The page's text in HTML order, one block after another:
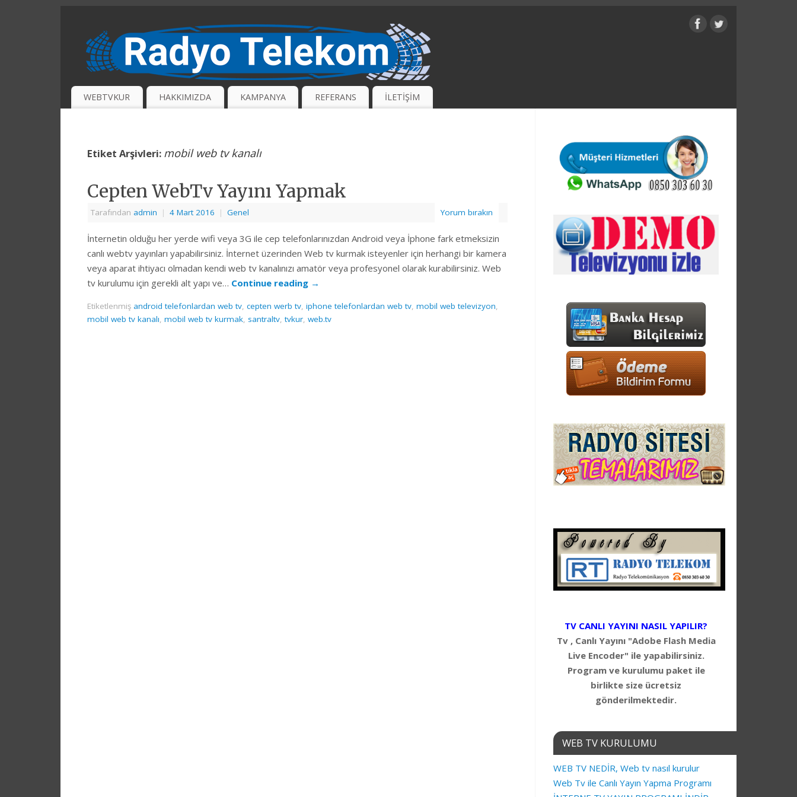
WEBTVKUR HAKKIMIZDA KAMPANYA REFERANS İLETİŞİM
Etiket Arşivleri: mobil web tv kanalı
Cepten WebTv Yayını Yapmak
Tarafından admin | 4 Mart 2016 | Genel Yorum bırakın
İnternetin olduğu her yerde wifi veya 3G ile cep telefonlarınızdan Android veya İphone fark etmeksizin
canlı webtv yayınları yapabilirsiniz. İnternet üzerinden Web tv kurmak isteyenler için herhangi bir kamera
veya aparat ihtiyacı olmadan kendi web tv kanalınızı amatör veya profesyonel olarak kurabilirsiniz. Web
tv kurulumu için gerekli alt yapı ve… Continue reading →
Etiketlenmiş android telefonlardan web tv, cepten werb tv, iphone telefonlardan web tv, mobil web televizyon,
mobil web tv kanalı, mobil web tv kurmak, santraltv,tvkur, web.tv
TV CANLI YAYINI NASIL YAPILIR?
Tv , Canlı Yayını "Adobe Flash Media
Live Encoder" ile yapabilirsiniz.
Program ve kurulumu paket ile
birlikte size ücretsiz
gönderilmektedir.
WEB TV KURULUMU
WEB TV NEDİR, Web tv nasıl kurulur
Web Tv ile Canlı Yayın Yapma Programı